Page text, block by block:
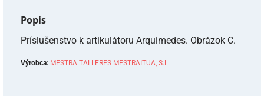
Popis
Príslušenstvo k artikulátoru Arquimedes. Obrázok C.
Výrobca: MESTRA TALLERES MESTRAITUA, S.L.